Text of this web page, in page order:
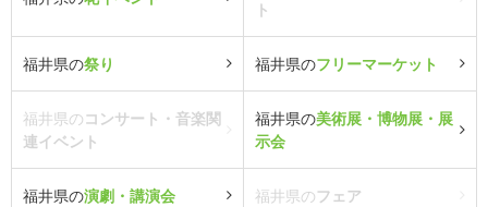
ト
福井県の祭り 福井県のフリーマーケット
福井県のコンサート・音楽関
連イベント
福井県の美術展・博物展・展
示会
福井県の演劇・講演会 福井県のフェア